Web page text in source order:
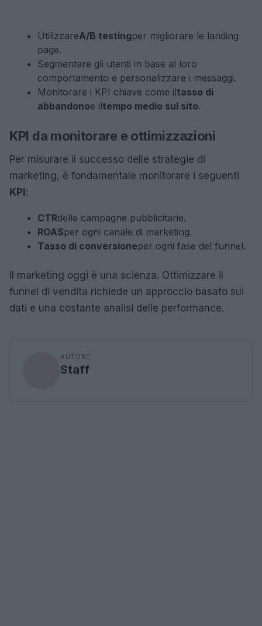
UtilizzareA/B testingper migliorare le landing
page.
Segmentare gli utenti in base al loro
comportamento e personalizzare i messaggi.
Monitorare i KPI chiave come iltasso di
abbandonoe iltempo medio sul sito.
KPI da monitorare e ottimizzazioni
Per misurare il successo delle strategie di
marketing, è fondamentale monitorare i seguenti
KPI:
CTRdelle campagne pubblicitarie.
ROASper ogni canale di marketing.
Tasso di conversioneper ogni fase del funnel.
Il marketing oggi è una scienza. Ottimizzare il
funnel di vendita richiede un approccio basato sui
dati e una costante analisi delle performance.
AUTORE
Staff